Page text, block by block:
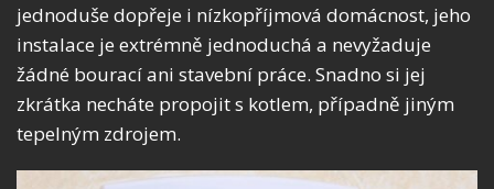
jednoduše dopřeje i nízkopříjmová domácnost, jeho
instalace je extrémně jednoduchá a nevyžaduje
žádné bourací ani stavební práce. Snadno si jej
zkrátka necháte propojit s kotlem, případně jiným
tepelným zdrojem.